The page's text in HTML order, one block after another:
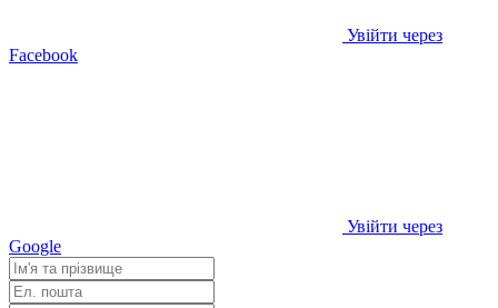
Увійти через
Facebook
Увійти через
Google